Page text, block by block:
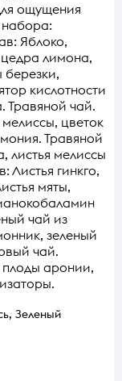
ощущения
Яблоко,
лимона,
кислотности
Травяной чай.
цветок
Травяной
листья мелиссы
Листья гинкго,
мяты,
чай из
зеленый
чай.
плоды аронии,
Зеленый